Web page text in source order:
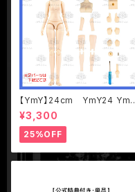
【YmY】24cm YmY24 YmY
ドール YmYボディ ミルク ピュ
アホワイト
¥3,300
25%OFF